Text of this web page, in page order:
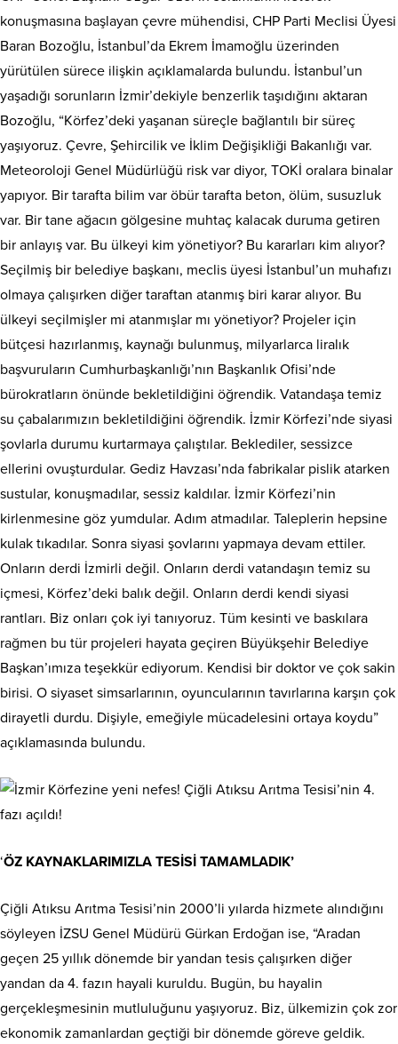
konuşmasına başlayan çevre mühendisi, CHP Parti Meclisi Üyesi
Baran Bozoğlu, İstanbul’da Ekrem İmamoğlu üzerinden
yürütülen sürece ilişkin açıklamalarda bulundu. İstanbul’un
yaşadığı sorunların İzmir’dekiyle benzerlik taşıdığını aktaran
Bozoğlu, “Körfez’deki yaşanan süreçle bağlantılı bir süreç
yaşıyoruz. Çevre, Şehircilik ve İklim Değişikliği Bakanlığı var.
Meteoroloji Genel Müdürlüğü risk var diyor, TOKİ oralara binalar
yapıyor. Bir tarafta bilim var öbür tarafta beton, ölüm, susuzluk
var. Bir tane ağacın gölgesine muhtaç kalacak duruma getiren
bir anlayış var. Bu ülkeyi kim yönetiyor? Bu kararları kim alıyor?
Seçilmiş bir belediye başkanı, meclis üyesi İstanbul’un muhafızı
olmaya çalışırken diğer taraftan atanmış biri karar alıyor. Bu
ülkeyi seçilmişler mi atanmışlar mı yönetiyor? Projeler için
bütçesi hazırlanmış, kaynağı bulunmuş, milyarlarca liralık
başvuruların Cumhurbaşkanlığı’nın Başkanlık Ofisi’nde
bürokratların önünde bekletildiğini öğrendik. Vatandaşa temiz
su çabalarımızın bekletildiğini öğrendik. İzmir Körfezi’nde siyasi
şovlarla durumu kurtarmaya çalıştılar. Beklediler, sessizce
ellerini ovuşturdular. Gediz Havzası’nda fabrikalar pislik atarken
sustular, konuşmadılar, sessiz kaldılar. İzmir Körfezi’nin
kirlenmesine göz yumdular. Adım atmadılar. Taleplerin hepsine
kulak tıkadılar. Sonra siyasi şovlarını yapmaya devam ettiler.
Onların derdi İzmirli değil. Onların derdi vatandaşın temiz su
içmesi, Körfez’deki balık değil. Onların derdi kendi siyasi
rantları. Biz onları çok iyi tanıyoruz. Tüm kesinti ve baskılara
rağmen bu tür projeleri hayata geçiren Büyükşehir Belediye
Başkan’ımıza teşekkür ediyorum. Kendisi bir doktor ve çok sakin
birisi. O siyaset simsarlarının, oyuncularının tavırlarına karşın çok
dirayetli durdu. Dişiyle, emeğiyle mücadelesini ortaya koydu”
açıklamasında bulundu.
‘ÖZ KAYNAKLARIMIZLA TESİSİ TAMAMLADIK’
Çiğli Atıksu Arıtma Tesisi’nin 2000’li yılarda hizmete alındığını
söyleyen İZSU Genel Müdürü Gürkan Erdoğan ise, “Aradan
geçen 25 yıllık dönemde bir yandan tesis çalışırken diğer
yandan da 4. fazın hayali kuruldu. Bugün, bu hayalin
gerçekleşmesinin mutluluğunu yaşıyoruz. Biz, ülkemizin çok zor
ekonomik zamanlardan geçtiği bir dönemde göreve geldik.